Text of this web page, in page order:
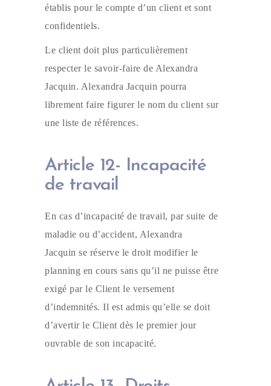
établis pour le compte d’un client et sont
confidentiels.
Le client doit plus particulièrement
respecter le savoir-faire de Alexandra
Jacquin. Alexandra Jacquin pourra
librement faire figurer le nom du client sur
une liste de références.
Article 12- Incapacité
de travail
En cas d’incapacité de travail, par suite de
maladie ou d’accident, Alexandra
Jacquin se réserve le droit modifier le
planning en cours sans qu’il ne puisse être
exigé par le Client le versement
d’indemnités. Il est admis qu’elle se doit
d’avertir le Client dès le premier jour
ouvrable de son incapacité.